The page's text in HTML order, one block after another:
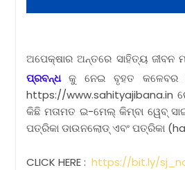
ଅପେକ୍ଷାର ଅନ୍ତରେ ସାହିତ୍ୟ ଜୀବନ
ପ୍ରବନ୍ଧ କୁ ନେଇ ବୃହତ କଳେବର
https://www.sahityajibana.in
କିଛି ମତାମତ ଇ-ମେଲ୍ କିମ୍ବା ୱେବ୍
ପତ୍ରିକା ଡାଉନଲୋଡ୍ ଏବଂ ପତ୍ରିକା
CLICK HERE : https://bit.ly/